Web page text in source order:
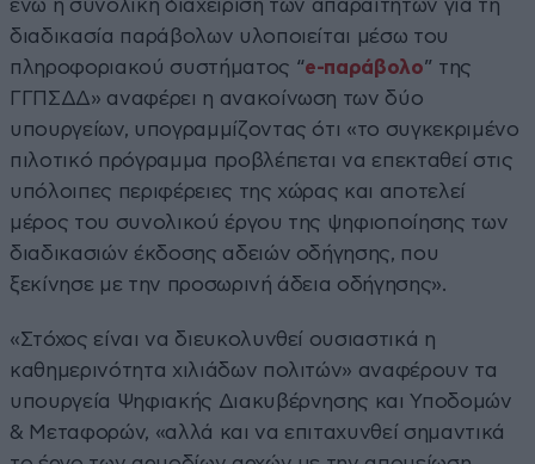
ενώ η συνολική διαχείριση των απαραίτητων για τη
διαδικασία παράβολων υλοποιείται μέσω του
πληροφοριακού συστήματος “e-παράβολο” της
ΓΓΠΣΔΔ» αναφέρει η ανακοίνωση των δύο
υπουργείων, υπογραμμίζοντας ότι «το συγκεκριμένο
πιλοτικό πρόγραμμα προβλέπεται να επεκταθεί στις
υπόλοιπες περιφέρειες της χώρας και αποτελεί
μέρος του συνολικού έργου της ψηφιοποίησης των
διαδικασιών έκδοσης αδειών οδήγησης, που
ξεκίνησε με την προσωρινή άδεια οδήγησης».
«Στόχος είναι να διευκολυνθεί ουσιαστικά η
καθημερινότητα χιλιάδων πολιτών» αναφέρουν τα
υπουργεία Ψηφιακής Διακυβέρνησης και Υποδομών
& Μεταφορών, «αλλά και να επιταχυνθεί σημαντικά